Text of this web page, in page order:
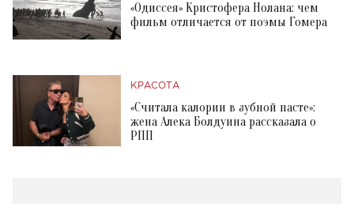
«Одиссея» Кристофера Нолана: чем
фильм отличается от поэмы Гомера
КРАСОТА
«Считала калории в зубной пасте»:
жена Алека Болдуина рассказала о
РПП